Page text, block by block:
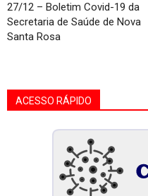
27/12 – Boletim Covid-19 da
Secretaria de Saúde de Nova
Santa Rosa
ACESSO RÁPIDO